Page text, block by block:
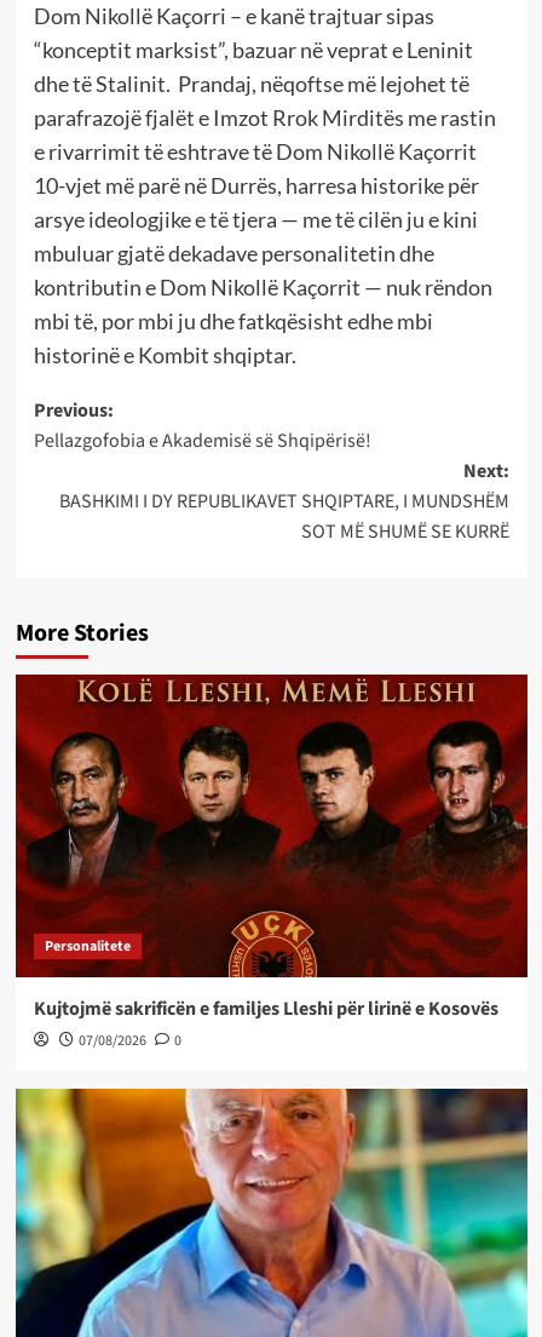
Dom Nikollë Kaçorri – e kanë trajtuar sipas
“konceptit marksist”, bazuar në veprat e Leninit
dhe të Stalinit. Prandaj, nëqoftse më lejohet të
parafrazojë fjalët e Imzot Rrok Mirditës me rastin
e rivarrimit të eshtrave të Dom Nikollë Kaçorrit
10-vjet më parë në Durrës, harresa historike për
arsye ideologjike e të tjera — me të cilën ju e kini
mbuluar gjatë dekadave personalitetin dhe
kontributin e Dom Nikollë Kaçorrit — nuk rëndon
mbi të, por mbi ju dhe fatkqësisht edhe mbi
historinë e Kombit shqiptar.
Post
navigation
Previous:
Pellazgofobia e Akademisë së Shqipërisë!
Next:
BASHKIMI I DY REPUBLIKAVET SHQIPTARE, I MUNDSHËM
SOT MË SHUMË SE KURRË
More Stories
Personalitete
Kujtojmë sakrificën e familjes Lleshi për lirinë e Kosovës
07/08/2026 0